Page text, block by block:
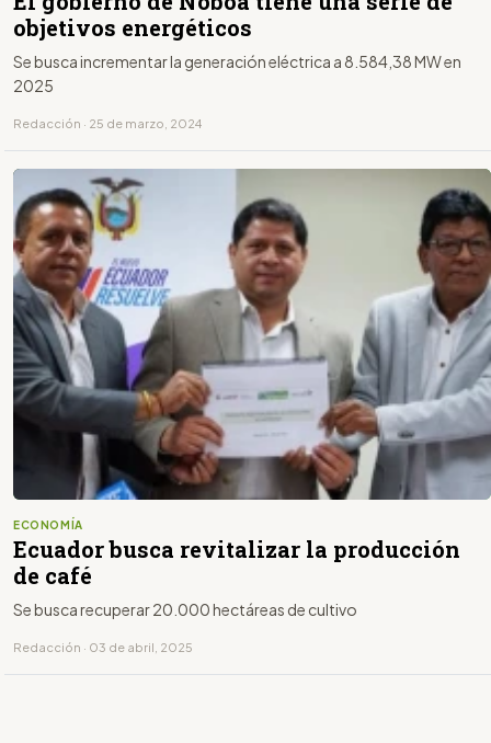
objetivos energéticos
Se busca incrementar la generación eléctrica a 8.584,38 MW en
2025
Redacción · 25 de marzo, 2024
ECONOMÍA
Ecuador busca revitalizar la producción
de café
Se busca recuperar 20.000 hectáreas de cultivo
Redacción · 03 de abril, 2025